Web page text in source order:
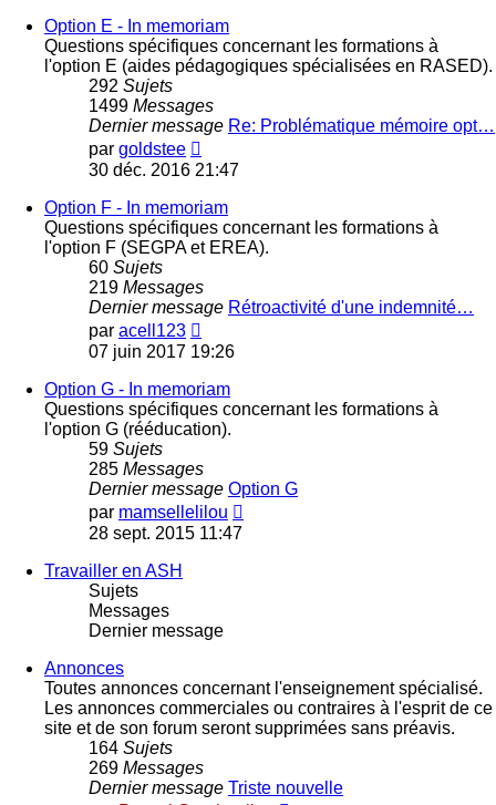
message
Option E - In memoriam
Questions spécifiques concernant les formations à
l'option E (aides pédagogiques spécialisées en RASED).
292 Sujets
1499 Messages
Dernier message Re: Problématique mémoire opt…
par goldstee
le
message
30 déc. 2016 21:47
Option F - In memoriam
Questions spécifiques concernant les formations à
l'option F (SEGPA et EREA).
60 Sujets
219 Messages
Dernier message Rétroactivité d'une indemnité…
par acell123
le
message
07 juin 2017 19:26
Option G - In memoriam
Questions spécifiques concernant les formations à
l'option G (rééducation).
59 Sujets
285 Messages
Dernier message Option G
par mamsellelilou
28 sept. 2015 11:47
Travailler en ASH
Sujets
Messages
Dernier message
Annonces
Toutes annonces concernant l'enseignement spécialisé.
Les annonces commerciales ou contraires à l'esprit de ce
site et de son forum seront supprimées sans préavis.
164 Sujets
269 Messages
Dernier message Triste nouvelle